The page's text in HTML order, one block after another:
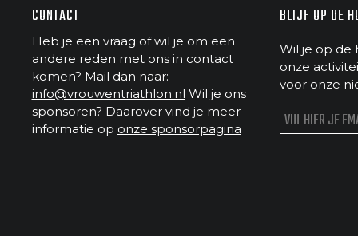
CONTACT
Heb je een vraag of wil je om een
andere reden met ons in contact
komen? Mail dan naar:
info@vrouwentriathlon.nl Wil je ons
sponsoren? Daarover vind je meer
informatie op onze sponsorpagina
BLIJF OP DE
Wil je op de
onze
voor onze